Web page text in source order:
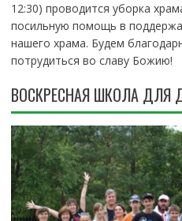
12:30) проводится уборка
посильную помощь в
нашего храма. Будем
потрудиться во славу Божию!
ВОСКРЕСНАЯ ШКОЛА ДЛЯ